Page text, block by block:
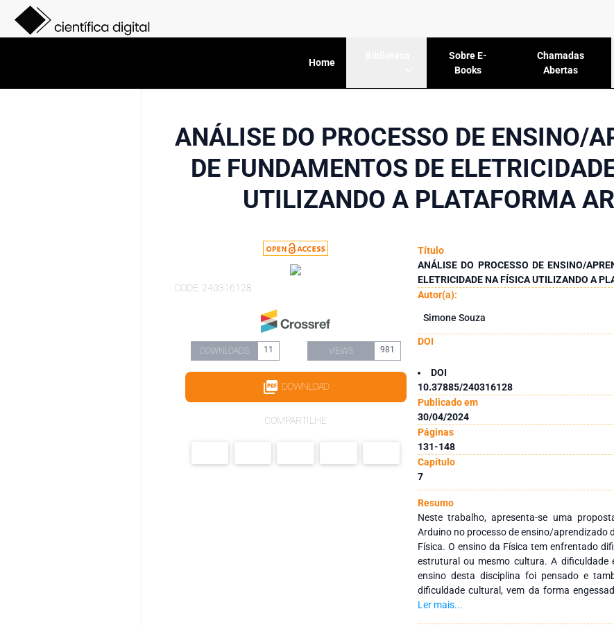
Home
Sobre E-
Books
Chamadas
Abertas
ANÁLISE DO PROCESSO DE ENSINO/
DE FUNDAMENTOS DE
UTILIZANDO A PLATAFORMA
CODE: 240316128
DOWNLOADS 11 VIEWS 981
DOWNLOAD
COMPARTILHE
Título
ANÁLISE DO PROCESSO DE ENSINO/
ELETRICIDADE NA FÍSICA UTILIZANDO A
Autor(a):
Simone Souza
DOI
DOI
10.37885/240316128
Publicado em
30/04/2024
Páginas
131-148
Capítulo
7
Resumo
Neste trabalho, apresenta-se uma
Arduino no processo de ensino/aprendizado
Física. O ensino da Física tem enfrentado
estrutural ou mesmo cultura. A
ensino desta disciplina foi pensado e
dificuldade cultural, vem da forma
professor é sempre o detentor de todo
Ler mais...